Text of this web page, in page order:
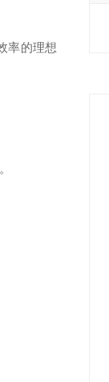
率的理想